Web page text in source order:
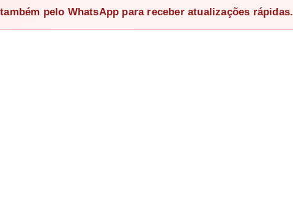
pelo WhatsApp para receber atualizações rápidas.